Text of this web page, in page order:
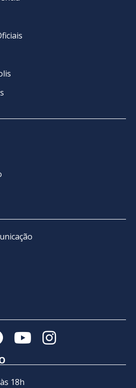
18h